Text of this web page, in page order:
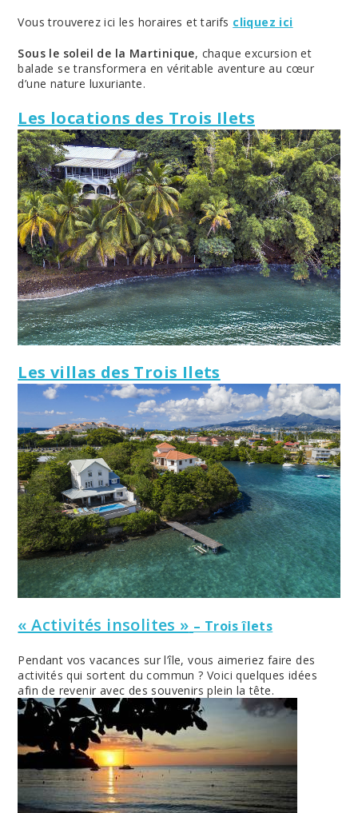
Vous trouverez ici les horaires et tarifs cliquez ici
Sous le soleil de la Martinique, chaque excursion et
balade se transformera en véritable aventure au cœur
d’une nature luxuriante.
Les locations des Trois Ilets
Les villas des Trois Ilets
« Activités insolites » – Trois îlets
Pendant vos vacances sur l’île, vous aimeriez faire des
activités qui sortent du commun ? Voici quelques idées
afin de revenir avec des souvenirs plein la tête.